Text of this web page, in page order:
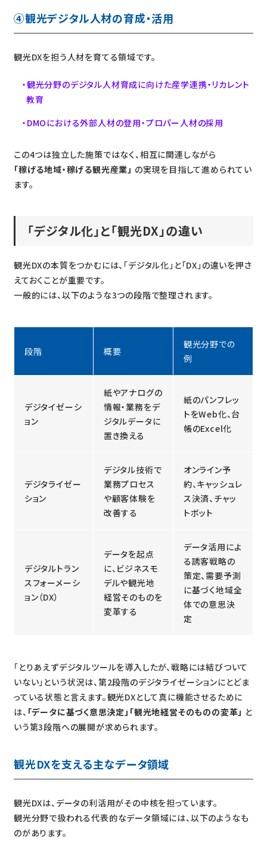
④観光デジタル人材の育成・活用
観光DXを担う人材を育てる領域です。
観光分野のデジタル人材育成に向けた産学連携・リカレント
教育
DMOにおける外部人材の登用・プロパー人材の採用
この4つは独立した施策ではなく、相互に関連しながら
「稼げる地域・稼げる観光産業」 の実現を目指して進められてい
ます。
「デジタル化」と「観光DX」の違い
観光DXの本質をつかむには、「デジタル化」と「DX」の違いを押さ
えておくことが重要です。
一般的には、以下のような3つの段階で整理されます。
段階 概要
観光分野での
例
デジタイゼーシ
ョン
紙やアナログの
情報・業務をデ
ジタルデータに
置き換える
紙のパンフレッ
トをWeb化、台
帳のExcel化
デジタライゼー
ション
デジタル技術で
業務プロセス
や顧客体験を
改善する
オンライン予
約、キャッシュレ
ス決済、チャッ
トボット
デジタルトラン
スフォーメーシ
ョン（DX）
データを起点
に、ビジネスモ
デルや観光地
経営そのものを
変革する
データ活用によ
る誘客戦略の
策定、需要予測
に基づく地域全
体での意思決
定
「とりあえずデジタルツールを導入したが、戦略には結びついて
いない」という状況は、第2段階のデジタライゼーションにとどま
っている状態と言えます。観光DXとして真に機能させるために
は、 「データに基づく意思決定」「観光地経営そのものの変革」 と
いう第3段階への展開が求められます。
観光DXを支える主なデータ領域
観光DXは、データの利活用がその中核を担っています。
観光分野で扱われる代表的なデータ領域には、以下のようなも
のがあります。